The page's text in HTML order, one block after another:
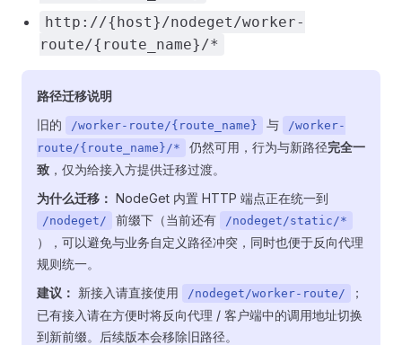
http://{host}/nodeget/worker-
route/{route_name}/*
路径迁移说明
旧的
/worker-route/{route_name} 与
/worker-
route/{route_name}/*
仍然可用，行为与新路径完全一
致 ，仅为给接入方提供迁移过渡。
为什么迁移： NodeGet 内置 HTTP 端点正在统一到
/nodeget/ 前缀下（当前还有 /nodeget/static/*
），可以避免与业务自定义路径冲突，同时也便于反向代理
规则统一。
建议： 新接入请直接使用 /nodeget/worker-route/
；
已有接入请在方便时将反向代理 / 客户端中的调用地址切换
到新前缀。后续版本会移除旧路径。